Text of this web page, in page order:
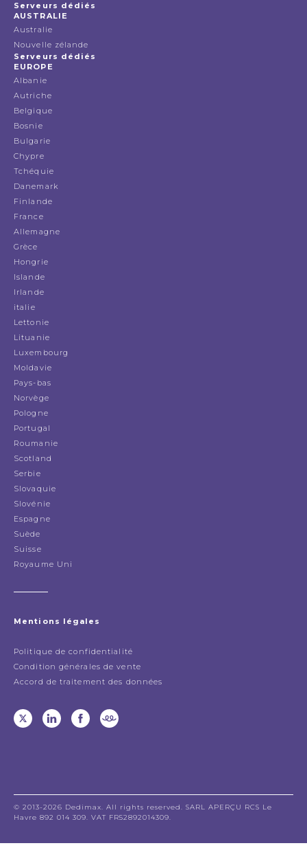
Serveurs dédiés
AUSTRALIE
Australie
Nouvelle zélande
Serveurs dédiés
EUROPE
Albanie
Autriche
Belgique
Bosnie
Bulgarie
Chypre
Tchéquie
Danemark
Finlande
France
Allemagne
Grèce
Hongrie
Islande
Irlande
italie
Lettonie
Lituanie
Luxembourg
Moldavie
Pays-bas
Norvège
Pologne
Portugal
Roumanie
Scotland
Serbie
Slovaquie
Slovénie
Espagne
Suède
Suisse
Royaume Uni
Mentions légales
Politique de confidentialité
Condition générales de vente
Accord de traitement des données
© 2013-2026 Dedimax. All rights reserved. SARL APERÇU RCS Le
Havre 892 014 309. VAT FR52892014309.